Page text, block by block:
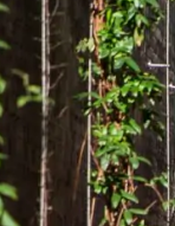
€ 32,50 p.p.
€ 29,50 p.p.
€ 27,50 p.p.